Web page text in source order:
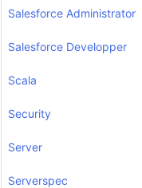
Salesforce Administrator
Salesforce Developper
Scala
Security
Server
Serverspec